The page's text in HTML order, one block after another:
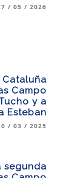
/ 05 / 2026
Campo
y a
Esteban
/ 03 / 2025
segunda